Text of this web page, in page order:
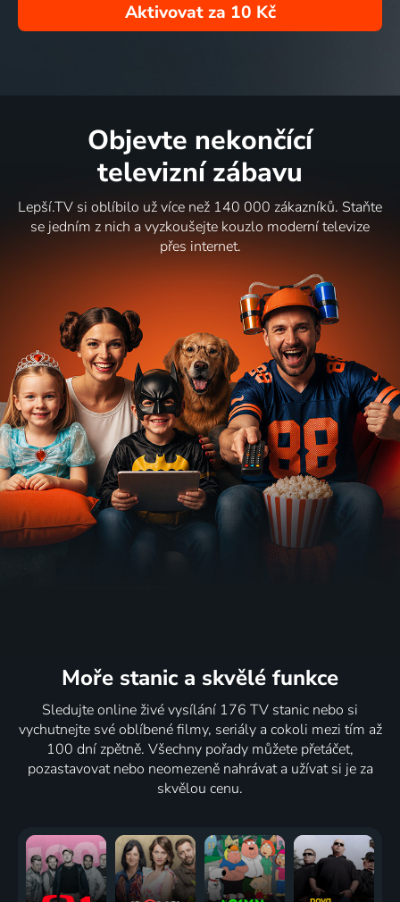
Aktivovat za 10 Kč
Objevte nekončící
televizní zábavu
Lepší.TV si oblíbilo už více než 140 000 zákazníků. Staňte
se jedním z nich a vyzkoušejte kouzlo moderní televize
přes internet.
Moře stanic a skvělé funkce
Sledujte online živé vysílání 176 TV stanic nebo si
vychutnejte své oblíbené filmy, seriály a cokoli mezi tím až
100 dní zpětně. Všechny pořady můžete přetáčet,
pozastavovat nebo neomezeně nahrávat a užívat si je za
skvělou cenu.